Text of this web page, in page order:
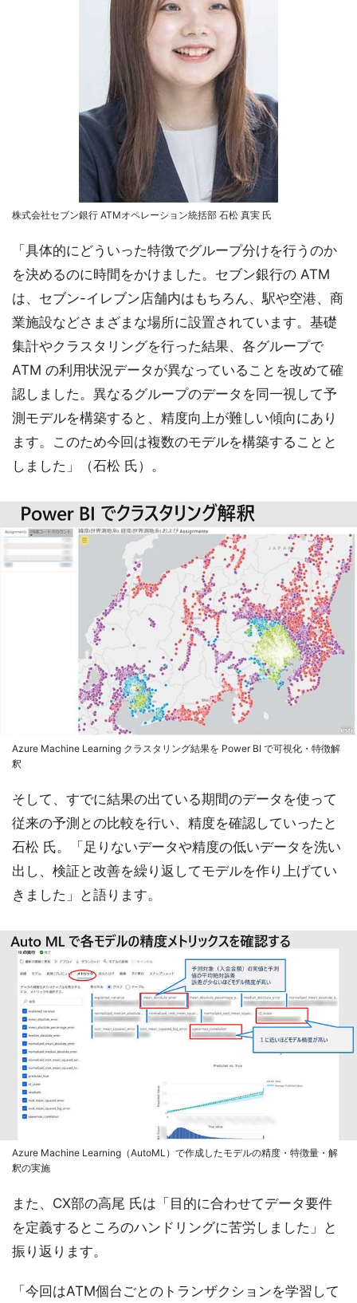
株式会社セブン銀行 ATMオペレーション統括部 石松 真実 氏
「具体的にどういった特徴でグループ分けを行うのか
を決めるのに時間をかけました。セブン銀行の ATM
は、セブン-イレブン店舗内はもちろん、駅や空港、商
業施設などさまざまな場所に設置されています。基礎
集計やクラスタリングを行った結果、各グループで
ATM の利用状況データが異なっていることを改めて確
認しました。異なるグループのデータを同一視して予
測モデルを構築すると、精度向上が難しい傾向にあり
ます。このため今回は複数のモデルを構築することと
しました」（石松 氏）。
Azure Machine Learning クラスタリング結果を Power BI で可視化・特徴解
釈
そして、すでに結果の出ている期間のデータを使って
従来の予測との比較を行い、精度を確認していったと
石松 氏。「足りないデータや精度の低いデータを洗い
出し、検証と改善を繰り返してモデルを作り上げてい
きました」と語ります。
Azure Machine Learning（AutoML）で作成したモデルの精度・特徴量・解
釈の実施
また、CX部の高尾 氏は「目的に合わせてデータ要件
を定義するところのハンドリングに苦労しました」と
振り返ります。
「今回はATM個台ごとのトランザクションを学習して